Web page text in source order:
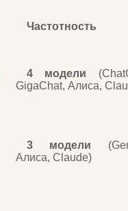
Частотность
4 модели
GigaChat, Алиса,
3 модели
Алиса, Claude)